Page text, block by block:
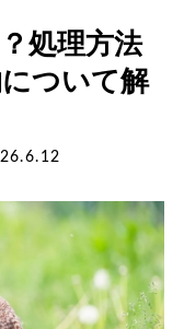
業者
出事業者
デモの申し込み
ラン
処理方法
ついて解